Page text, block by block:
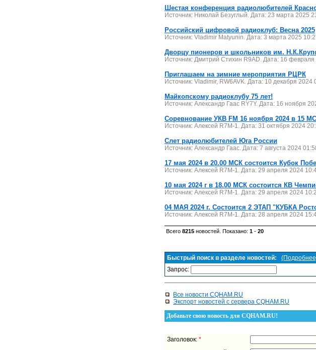
Шестая конференция радиолюбителей
Источник: Николай Безуглый. Дата: 23 марта 2025
Российский цифровой радиоклуб: Весна 2025
Источник: Vladimir Matyunin. Дата: 3 марта 2025
Дворцу пионеров и школьников им.
Источник: Дмитрий Стихин R9AD. Дата: 16 февраля
Приглашаем на зимние мероприятия РЦРК
Источник: Vladimir, RW6AVK. Дата: 10 декабря 2024
Майкопскому радиоклубу 75 лет!
Источник: Александр Гаас RY7Y. Дата: 16 ноября
Соревнование УКВ FM 16 ноября 2024 в 15
Источник: Алексей R7M-1. Дата: 31 октября 2024
Слет радиолюбителей Юга России
Источник: Александр Гаас. Дата: 7 августа 2024
17 мая 2024 в 20.00 МСК состоится Кубок
Источник: Алексей R7M-1. Дата: 29 апреля 2024
10 мая 2024 г в 18.00 МСК состоится КВ
Источник: Алексей R7M-1. Дата: 29 апреля 2024
04 МАЯ 2024 г. Состоится 2 ЭТАП "КУБКА
Источник: Алексей R7M-1. Дата: 28 апреля 2024
Всего 8215 новостей. Показано: 1 - 20
Быстрый поиск в разделе новостей:
Запрос:
Все новости CQHAM.RU
Экспорт новостей с сервера CQHAM.RU
Добавьте свою новость для CQHAM.RU!
Заголовок: *